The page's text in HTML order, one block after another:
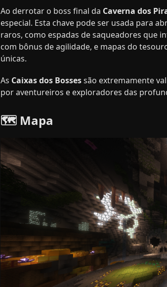
Ao derrotar o boss final da Caverna dos
especial. Esta chave pode ser usada para
raros, como espadas de saqueadores que
com bônus de agilidade, e mapas do
únicas.
As Caixas dos Bossessão extremamente
por aventureiros e exploradores das
🗺️ Mapa